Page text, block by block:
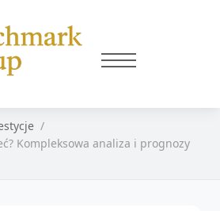
Kompleksowa analiza i prognozy